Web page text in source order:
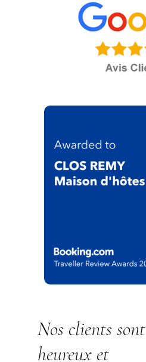
Nos clients sont
heureux et